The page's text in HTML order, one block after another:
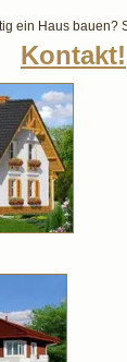
ein Haus bauen?
Kontakt!